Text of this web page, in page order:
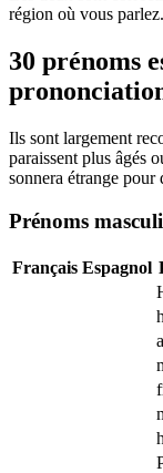
région où vous parlez.
30 prénoms
Ils sont largement
paraissent plus âgés
sonnera étrange pour
Prénoms
Français Espagnol